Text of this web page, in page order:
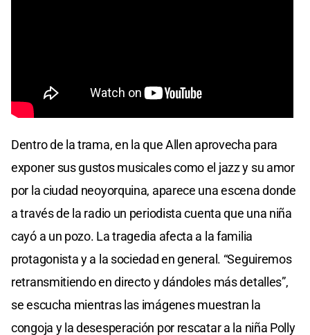
Dentro de la trama, en la que Allen aprovecha para
exponer sus gustos musicales como el jazz y su amor
por la ciudad neoyorquina, aparece una escena donde
a través de la radio un periodista cuenta que una niña
cayó a un pozo. La tragedia afecta a la familia
protagonista y a la sociedad en general. “Seguiremos
retransmitiendo en directo y dándoles más detalles”,
se escucha mientras las imágenes muestran la
congoja y la desesperación por rescatar a la niña Polly